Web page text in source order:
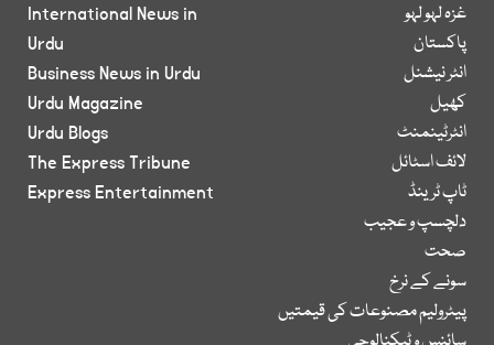
غزہ لہو لہو
پاکستان
انٹر نیشنل
کھیل
انٹرٹینمنٹ
لائف اسٹائل
ٹاپ ٹرینڈ
دلچسپ و عجیب
صحت
سونے کے نرخ
پیٹرولیم مصنوعات کی قیمتیں
International News in
Urdu
Business News in Urdu
Urdu Magazine
Urdu Blogs
The Express Tribune
Express Entertainment